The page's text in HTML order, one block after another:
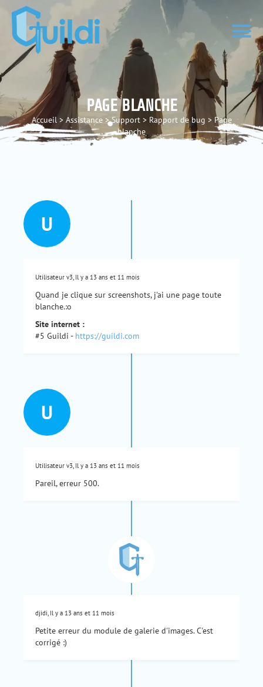
PAGE BLANCHE
Accueil > Assistance > Support > Rapport de bug > Page
blanche
U
Utilisateur v3, Il y a 13 ans et 11 mois
Quand je clique sur screenshots, j'ai une page toute
blanche.:o
Site internet :
#5 Guildi - https://guildi.com
U
Utilisateur v3, Il y a 13 ans et 11 mois
Pareil, erreur 500.
djidi, Il y a 13 ans et 11 mois
Petite erreur du module de galerie d'images. C'est
corrigé :)